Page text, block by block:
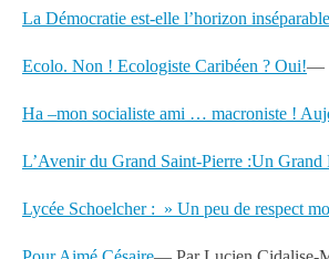
La Démocratie est-elle l’horizon
Ecolo. Non ! Ecologiste Caribéen ? Oui!—
Ha –mon socialiste ami … macroniste !
L’Avenir du Grand Saint-Pierre :Un Grand
Lycée Schoelcher : » Un peu de respect